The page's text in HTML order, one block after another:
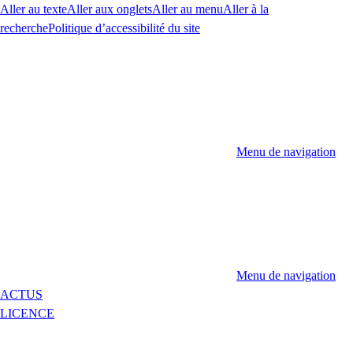
Aller au texteAller aux ongletsAller au menuAller à la
recherchePolitique d’accessibilité du site
Menu de navigation
Menu de navigation
ACTUS
LICENCE